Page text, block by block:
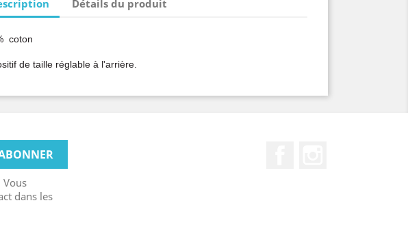
Détails du produit
coton
de taille réglable à l'arrière.
dans les